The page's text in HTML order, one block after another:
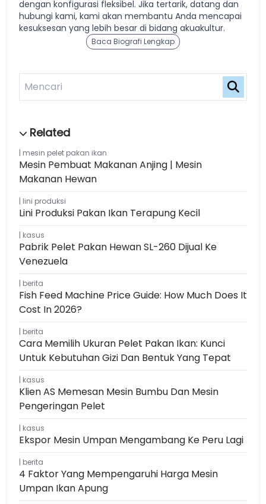
dengan konfigurasi fleksibel. Jika tertarik, datang dan
hubungi kami, kami akan membantu Anda mencapai
kesuksesan yang lebih besar di bidang akuakultur.
Baca Biografi Lengkap
mesin pelet pakan ikan
Mesin Pembuat Makanan Anjing | Mesin
Makanan Hewan
lini produksi
Lini Produksi Pakan Ikan Terapung Kecil
kasus
Pabrik Pelet Pakan Hewan SL-260 Dijual Ke
Venezuela
berita
Fish Feed Machine Price Guide: How Much Does It
Cost In 2026?
berita
Cara Memilih Ukuran Pelet Pakan Ikan: Kunci
Untuk Kebutuhan Gizi Dan Bentuk Yang Tepat
kasus
Klien AS Memesan Mesin Bumbu Dan Mesin
Pengeringan Pelet
kasus
Ekspor Mesin Umpan Mengambang Ke Peru Lagi
berita
4 Faktor Yang Mempengaruhi Harga Mesin
Umpan Ikan Apung